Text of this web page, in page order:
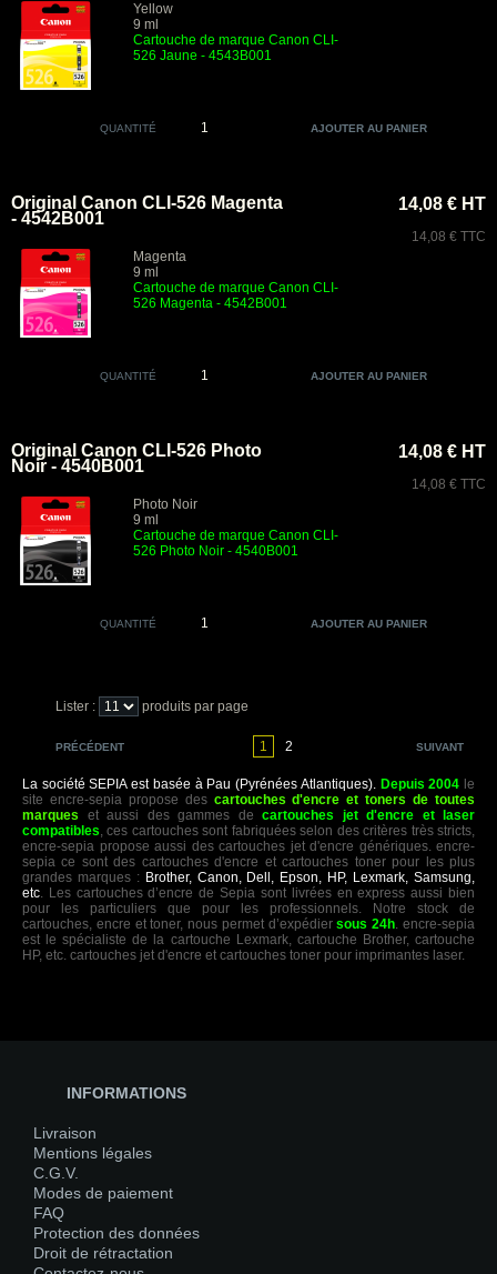
Yellow
9 ml
Cartouche de marque Canon CLI-
526 Jaune - 4543B001
QUANTITÉ
Original Canon CLI-526 Magenta
- 4542B001
Magenta
9 ml
Cartouche de marque Canon CLI-
526 Magenta - 4542B001
14,08 € HT
14,08 € TTC
QUANTITÉ
Original Canon CLI-526 Photo
Noir - 4540B001
Photo Noir
9 ml
Cartouche de marque Canon CLI-
526 Photo Noir - 4540B001
14,08 € HT
14,08 € TTC
QUANTITÉ
Lister : produits par page
PRÉCÉDENT 1 2 SUIVANT
La société SEPIA est basée à Pau (Pyrénées Atlantiques). Depuis 2004 le
site encre-sepia propose des cartouches d'encre et toners de toutes
marques et aussi des gammes de cartouches jet d'encre et laser
compatibles, ces cartouches sont fabriquées selon des critères très stricts,
encre-sepia propose aussi des cartouches jet d'encre génériques. encre-
sepia ce sont des cartouches d'encre et cartouches toner pour les plus
grandes marques : Brother, Canon, Dell, Epson, HP, Lexmark, Samsung,
etc. Les cartouches d’encre de Sepia sont livrées en express aussi bien
pour les particuliers que pour les professionnels. Notre stock de
cartouches, encre et toner, nous permet d’expédiersous 24h. encre-sepia
est le spécialiste de la cartouche Lexmark, cartouche Brother, cartouche
HP, etc. cartouches jet d'encre et cartouches toner pour imprimantes laser.
INFORMATIONS
Livraison
Mentions légales
C.G.V.
Modes de paiement
FAQ
Protection des données
Droit de rétractation